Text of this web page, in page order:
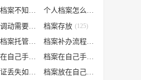
个人档案不知道在哪儿 (191) 个人档案怎么调动
档案调动需要什么手续 (130)
档案存放 (125)
(102) 档案补办流程
(85) 档案在自己手里 (66) 档案在自己手里怎么处理
(62) 报到证丢失如何补办 (54) 档案放在自己手上